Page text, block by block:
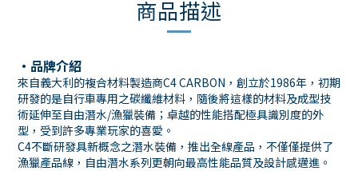
商品描述
・品牌介紹
來自義大利的複合材料製造商C4 CARBON，創立於1986年，初期
研發的是自行車專用之碳纖維材料，隨後將這樣的材料及成型技
術延伸至自由潛水/漁獵裝備；卓越的性能搭配極具識別度的外
型，受到許多專業玩家的喜愛。
C4不斷研發具新概念之潛水裝備，推出全線產品，不僅僅提供了
漁獵產品線，自由潛水系列更朝向最高性能品質及設計感邁進。